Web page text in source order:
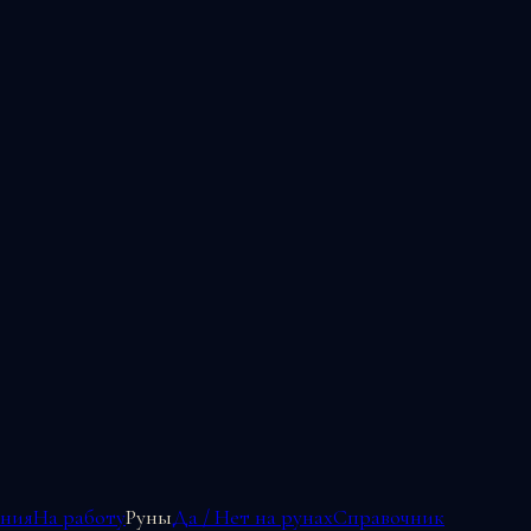
На работуРуныДа / Нет на рунахСправочник